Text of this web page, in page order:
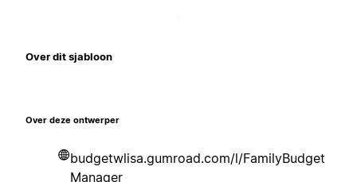
Over dit sjabloon
Over deze ontwerper
budgetwlisa.gumroad.com/l/FamilyBudget
Manager